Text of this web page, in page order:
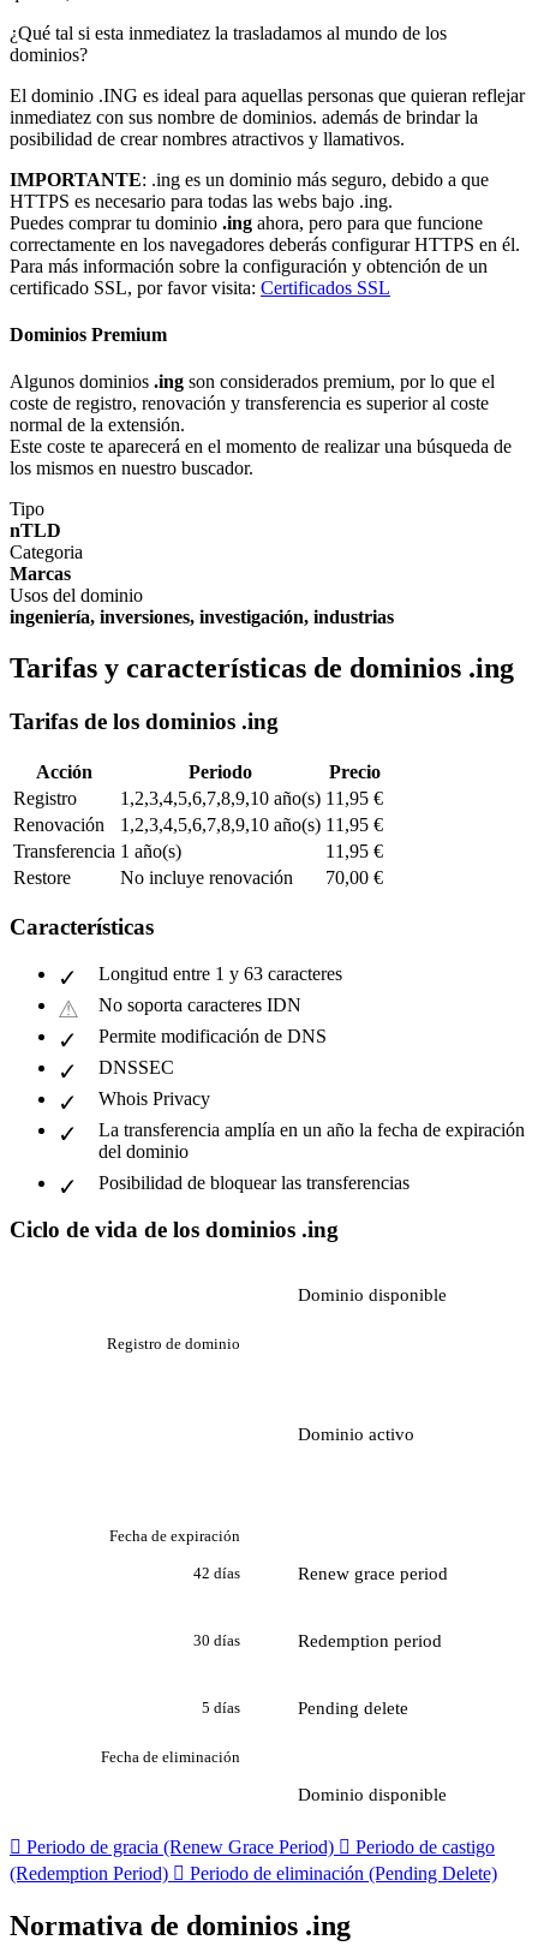
¿Qué tal si esta inmediatez la trasladamos al mundo de los
dominios?
El dominio .ING es ideal para aquellas personas que quieran reflejar
inmediatez con sus nombre de dominios. además de brindar la
posibilidad de crear nombres atractivos y llamativos.
IMPORTANTE: .ing es un dominio más seguro, debido a que
HTTPS es necesario para todas las webs bajo .ing.
Puedes comprar tu dominio .ing ahora, pero para que funcione
correctamente en los navegadores deberás configurar HTTPS en él.
Para más información sobre la configuración y obtención de un
certificado SSL, por favor visita: Certificados SSL
Dominios Premium
Algunos dominios .ing son considerados premium, por lo que el
coste de registro, renovación y transferencia es superior al coste
normal de la extensión.
Este coste te aparecerá en el momento de realizar una búsqueda de
los mismos en nuestro buscador.
Tipo
nTLD
Categoria
Marcas
Usos del dominio
ingeniería, inversiones, investigación, industrias
Tarifas y características de dominios .ing
Tarifas de los dominios .ing
Acción Periodo
Precio
Registro
1,2,3,4,5,6,7,8,9,10 año(s) 11,95 €
Renovación
1,2,3,4,5,6,7,8,9,10 año(s) 11,95 €
Transferencia 1 año(s)
11,95 €
Restore
No incluye renovación 70,00 €
Características
Longitud entre 1 y 63 caracteres
No soporta caracteres IDN
Permite modificación de DNS
DNSSEC
Whois Privacy
La transferencia amplía en un año la fecha de expiración
del dominio
Posibilidad de bloquear las transferencias
Ciclo de vida de los dominios .ing
Dominio disponible
Registro de dominio
Dominio activo
Fecha de expiración
42 días Renew grace period
30 días Redemption period
5 días Pending delete
Fecha de eliminación
Dominio disponible
 Periodo de gracia (Renew Grace Period)  Periodo de castigo
(Redemption Period)  Periodo de eliminación (Pending Delete)
Normativa de dominios .ing